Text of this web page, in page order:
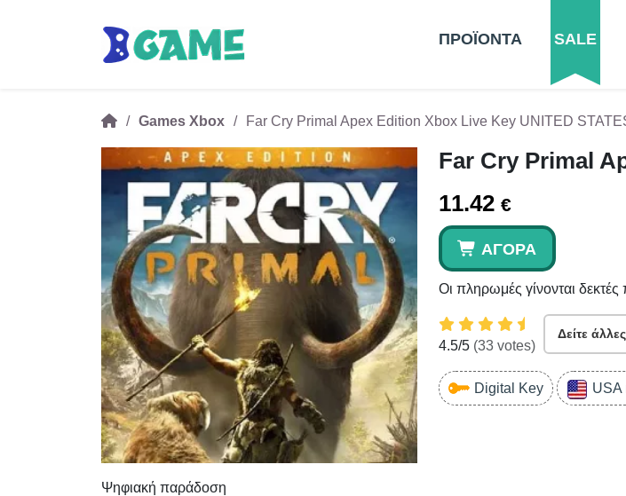
ΠΡΟΪΟΝΤΑ SALE
Games Xbox Far Cry Primal Apex Edition Xbox Live Key UNITED
Ψηφιακή παράδοση
Far Cry Primal
11.42 €
ΑΓΟΡΆ
Οι πληρωμές γίνονται
4.5/5 (33 votes)
Δείτε
Digital Key USA